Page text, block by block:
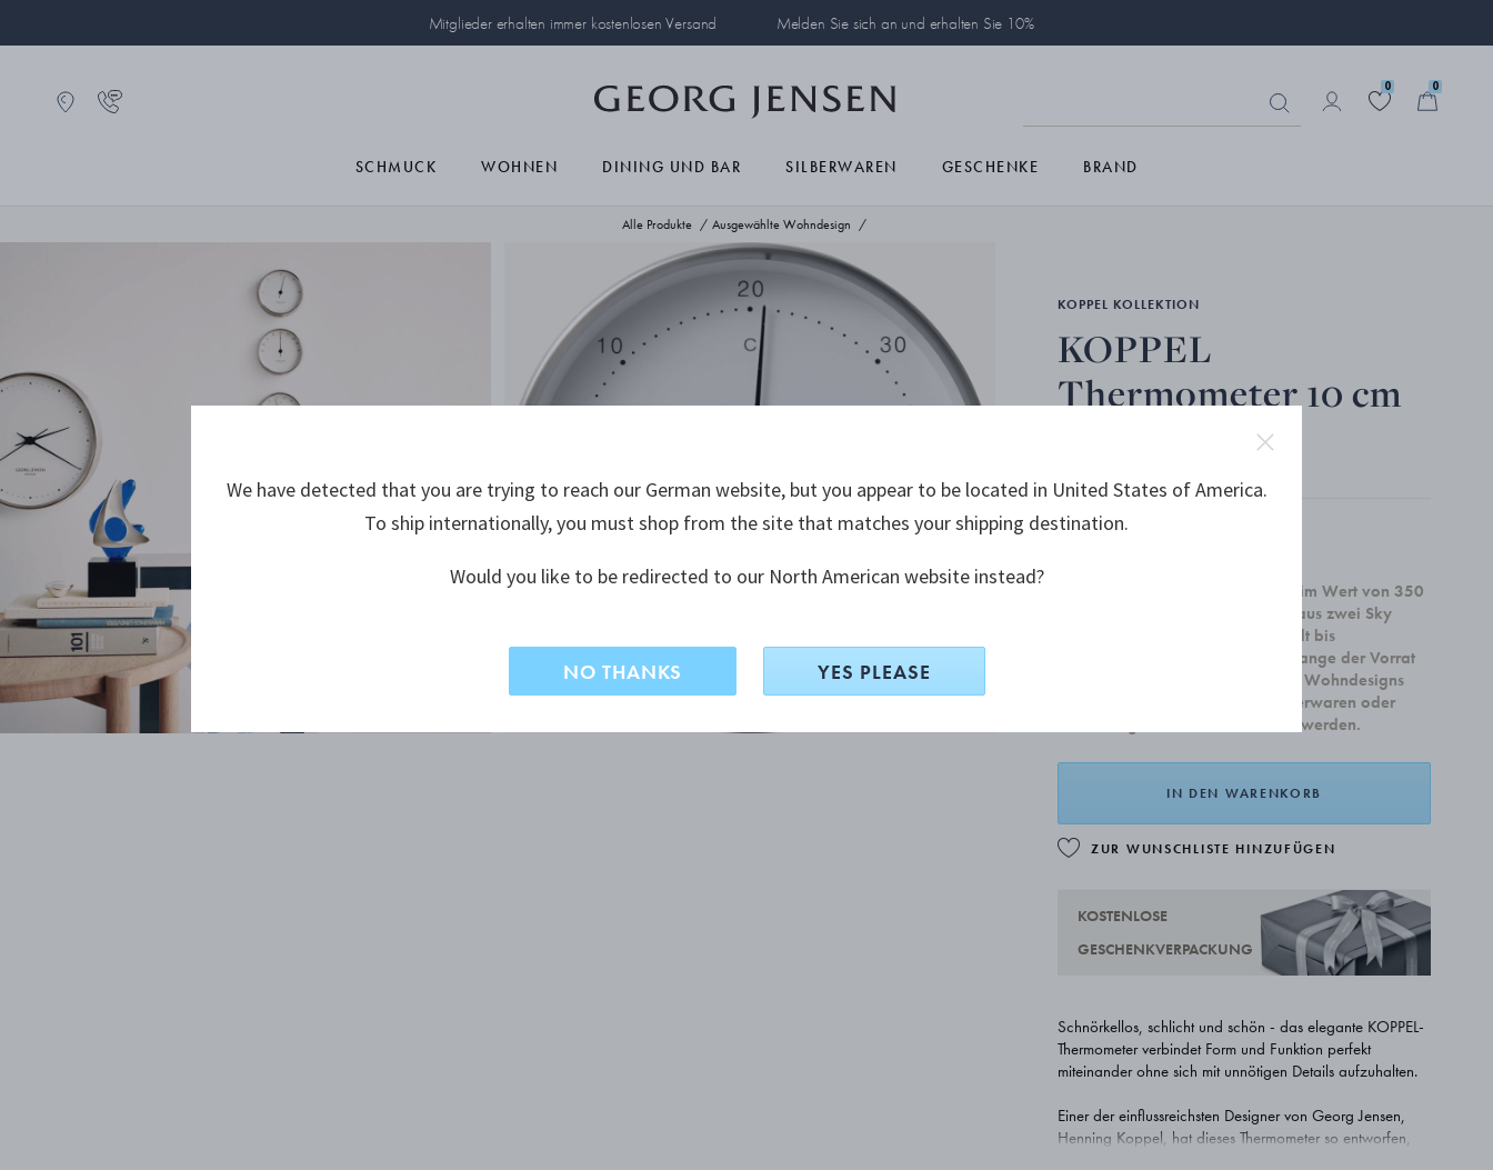
Mitglieder erhalten immer kostenlosen Versand Melden Sie sich an und erhalten Sie 10%
0 0
SCHMUCK WOHNEN DINING UND BAR SILBERWAREN GESCHENKE BRAND
Alle Produkte Ausgewählte Wohndesign
KOPPEL KOLLEKTION
KOPPEL
Thermometer 10 cm
Beim Kauf von Wohnaccessoires im Wert von 350
€ oder mehr erhalten Sie ein Set aus zwei Sky
Cocktailschale. Die Kampagne gilt bis
einschließlich 31. August oder solange der Vorrat
reicht. Die Kampagne gilt für alle Wohndesigns
und kann nicht mit Schmuck, Silberwaren oder
Geschenkgutscheinen kombiniert werden.
IN DEN WARENKORB
ZUR WUNSCHLISTE HINZUFÜGEN
KOSTENLOSE
GESCHENKVERPACKUNG
Schnörkellos, schlicht und schön - das elegante KOPPEL-
Thermometer verbindet Form und Funktion perfekt
miteinander ohne sich mit unnötigen Details aufzuhalten.
Einer der einflussreichsten Designer von Georg Jensen,
Henning Koppel, hat dieses Thermometer so entworfen,
We have detected that you are trying to reach our German website, but you appear to be located in United States of America.
To ship internationally, you must shop from the site that matches your shipping destination.
Would you like to be redirected to our North American website instead?
NO THANKS YES PLEASE